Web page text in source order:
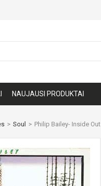
NAUJAUSI PRODUKTAI
> Soul > Philip Bailey- Inside Out